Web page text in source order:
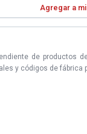
Agregar a
de
y códigos de